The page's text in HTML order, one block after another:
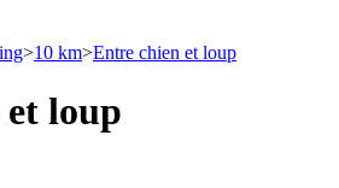
>10 km>Entre chien et loup
loup